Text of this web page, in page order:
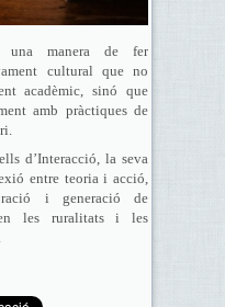
una manera de fer
cultural que no
acadèmic, sinó que
amb pràctiques de
d’Interacció, la seva
entre teoria i acció,
i generació de
les ruralitats i les